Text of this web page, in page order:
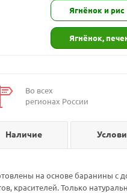
Ягнёнок и рис
Ягнёнок,
Во всех
регионах России
Наличие
на основе баранины с
красителей. Только